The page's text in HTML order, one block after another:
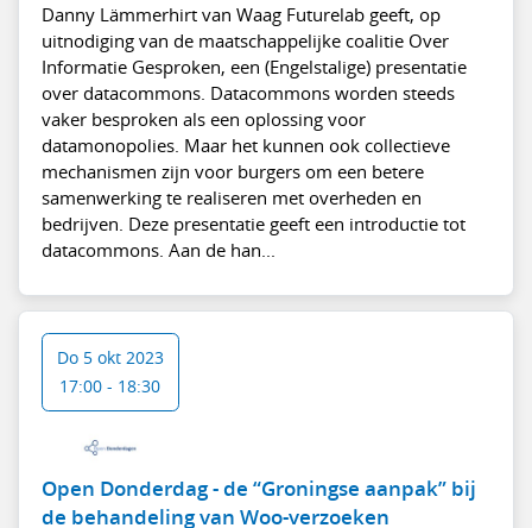
Danny Lämmerhirt van Waag Futurelab geeft, op
uitnodiging van de maatschappelijke coalitie Over
Informatie Gesproken, een (Engelstalige) presentatie
over datacommons. Datacommons worden steeds
vaker besproken als een oplossing voor
datamonopolies. Maar het kunnen ook collectieve
mechanismen zijn voor burgers om een betere
samenwerking te realiseren met overheden en
bedrijven. Deze presentatie geeft een introductie tot
datacommons. Aan de han...
Open Donderdag - de “Groningse aanpak” bij
de behandeling van Woo-verzoeken
Do 5 okt 2023
17:00 - 18:30